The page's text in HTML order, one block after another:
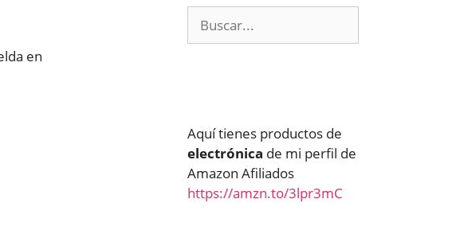
en
Aquí tienes productos de
electrónica de mi perfil de
Amazon Afiliados
https://amzn.to/3lpr3mC